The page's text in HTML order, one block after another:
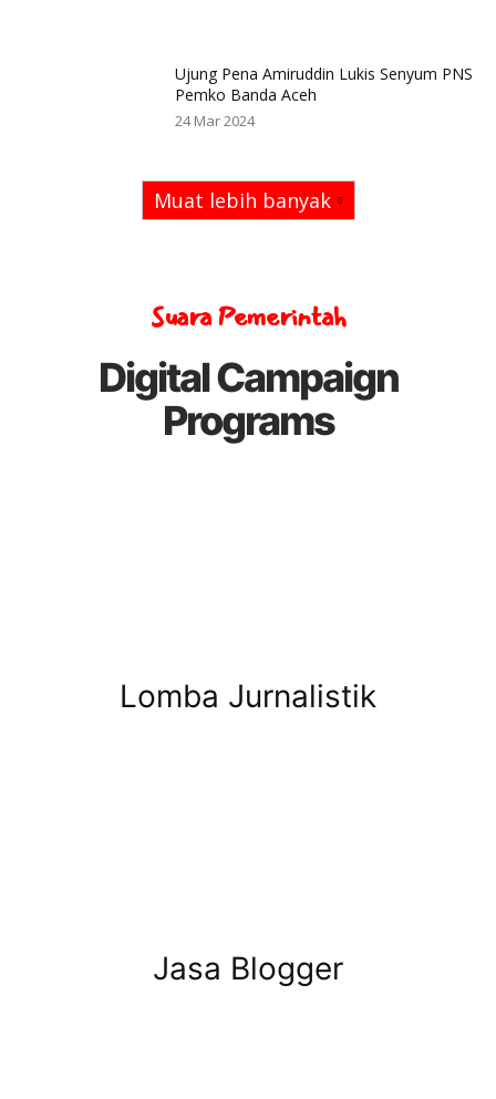
Ujung Pena Amiruddin Lukis Senyum PNS
Pemko Banda Aceh
24 Mar 2024
Muat lebih banyak
Suara Pemerintah
Digital Campaign
Programs
Lomba Jurnalistik
Jasa Blogger